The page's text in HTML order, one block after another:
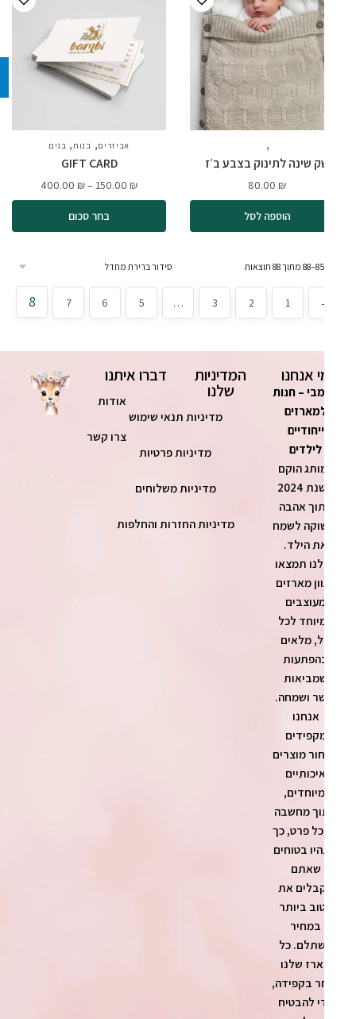
שינה לתינוק בצבע ב׳ז
80.00
הוספה לסל
,בנות,בנים
GIFT CARD
150.00
–
400.00₪
בחר סכום
1
…
5
6
7
8
אנחנו
– חנות
ייחודיים
לילדים
הוקם
בשנת 2024
אהבה
לשמח
הילד.
תמצאו
מארזים
לכל
מלאים
ושמחה.
מוצרים
מחשבה
פרט, כך
בטוחים
את
ביותר
כל
שלנו
בקפידה,
להבטיח
המדיניות
מדיניות תנאי שימוש
מדיניות פרטיות
מדיניות משלוחים
מדיניות החזרות והחלפות
דברו איתנו
צרו קשר